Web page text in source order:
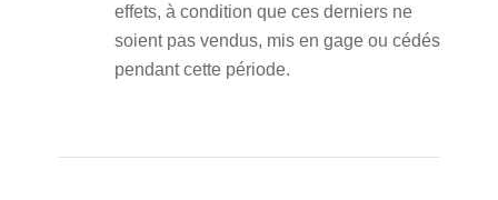
effets, à condition que ces derniers ne
soient pas vendus, mis en gage ou cédés
pendant cette période.